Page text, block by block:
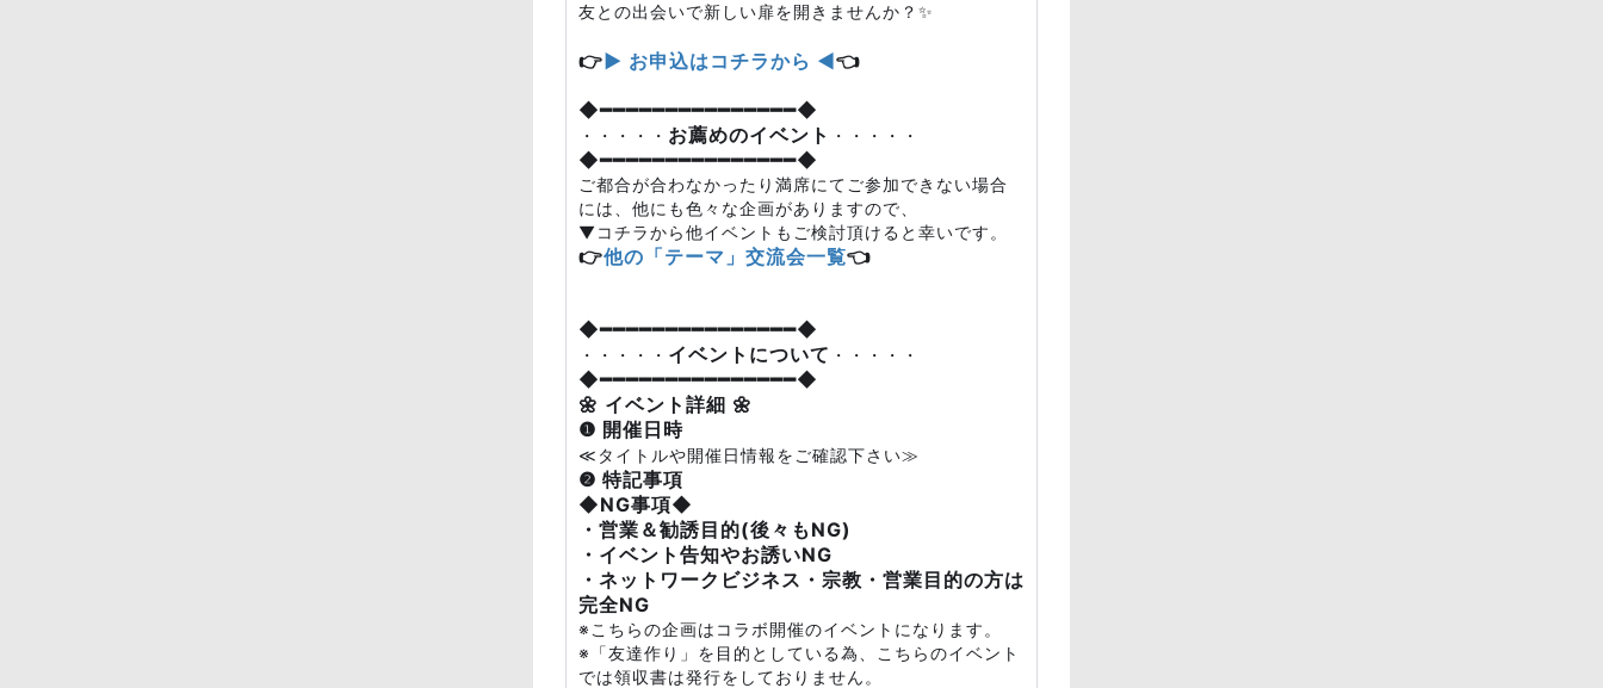
友との出会いで新しい扉を開きませんか？✨
👉▶ お申込はコチラから ◀👈
◆━━━━━━━━━━━━━━━◆
・・・・・ お薦めのイベント ・・・・・
◆━━━━━━━━━━━━━━━◆
ご都合が合わなかったり満席にてご参加できない場合
には、他にも色々な企画がありますので、
▼コチラから他イベントもご検討頂けると幸いです。
👉他の「テーマ」交流会一覧👈
◆━━━━━━━━━━━━━━━◆
・・・・・ イベントについて ・・・・・
◆━━━━━━━━━━━━━━━◆
🌼 イベント詳細 🌼
❶ 開催日時
≪タイトルや開催日情報をご確認下さい≫
❷ 特記事項
◆NG事項◆
・営業＆勧誘目的(後々もNG)
・イベント告知やお誘いNG
・ネットワークビジネス・宗教・営業目的の方は
完全NG
※こちらの企画はコラボ開催のイベントになります。
※「友達作り」を目的としている為、こちらのイベント
では領収書は発行をしておりません。